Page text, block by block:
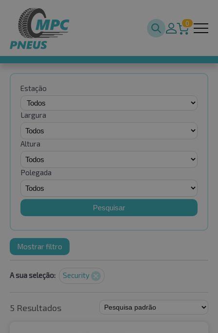
0
Estação
Largura
Altura
Polegada
Pesquisar
Mostrar filtro
A sua seleção: Security
5 Resultados